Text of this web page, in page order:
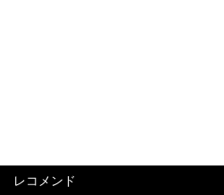
レコメンド